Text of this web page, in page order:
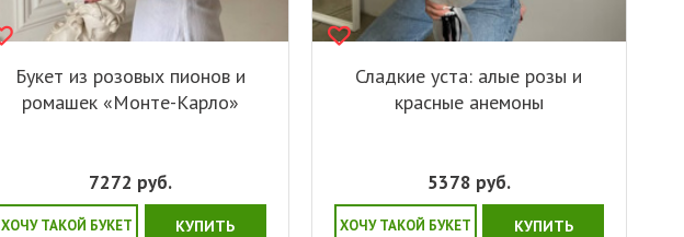
Букет из розовых пионов и
ромашек «Монте-Карло»
7272 руб.
ХОЧУ ТАКОЙ БУКЕТ КУПИТЬ
Сладкие уста: алые розы и
красные анемоны
5378 руб.
ХОЧУ ТАКОЙ БУКЕТ КУПИТЬ